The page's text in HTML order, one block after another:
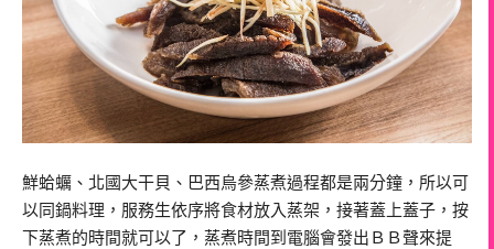
鮮蛤蠣、北國大干貝、巴西烏參蒸煮過程都是兩分鐘，所以可
以同鍋料理，服務生依序將食材放入蒸架，接著蓋上蓋子，按
下蒸煮的時間就可以了，蒸煮時間到電腦會發出ＢＢ聲來提